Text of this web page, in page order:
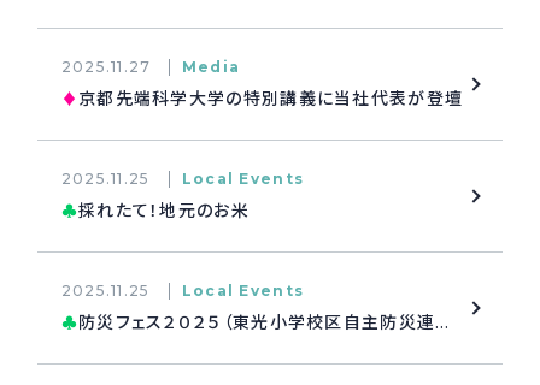
2025.11.27 Media
♦ 京都先端科学大学の特別講義に当社代表が登壇
2025.11.25 Local Events
♣採れたて！地元のお米
2025.11.25 Local Events
♣防災フェス２０２５（東光小学校区自主防災連合会防災訓練）